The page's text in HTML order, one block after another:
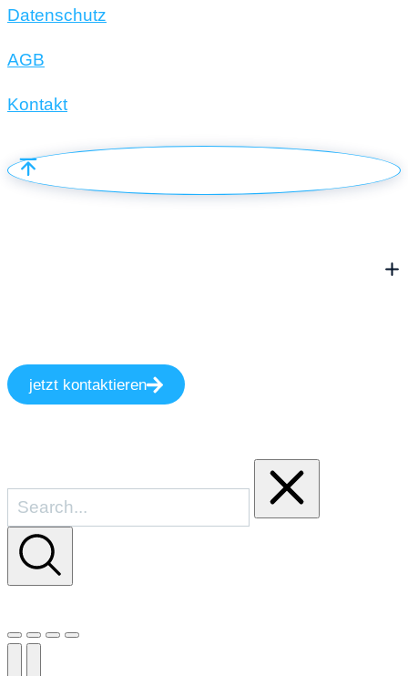
Datenschutz
AGB
Kontakt
jetzt kontaktieren